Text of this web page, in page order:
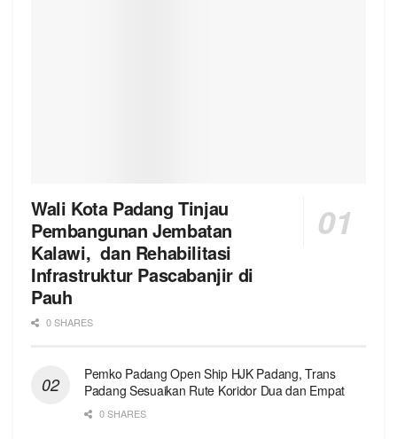
Wali Kota Padang Tinjau
Pembangunan Jembatan
Kalawi, dan Rehabilitasi
Infrastruktur Pascabanjir di
Pauh
0 SHARES
Pemko Padang Open Ship HJK Padang, Trans
Padang Sesuaikan Rute Koridor Dua dan Empat
0 SHARES